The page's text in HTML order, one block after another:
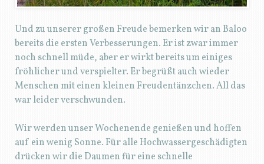
Und zu unserer großen Freude bemerken wir an Baloo
bereits die ersten Verbesserungen. Er ist zwar immer
noch schnell müde, aber er wirkt bereits um einiges
fröhlicher und verspielter. Er begrüßt auch wieder
Menschen mit einen kleinen Freudentänzchen. All das
war leider verschwunden.
Wir werden unser Wochenende genießen und hoffen
auf ein wenig Sonne. Für alle Hochwassergeschädigten
drücken wir die Daumen für eine schnelle